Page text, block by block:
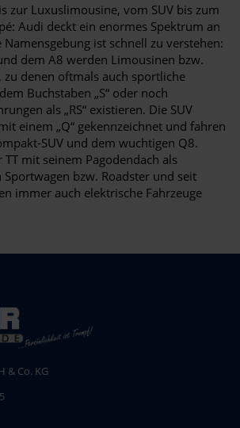
zur Luxuslimousine, vom SUV bis zum
Audi deckt ein enormes Spektrum an
Namensgebung ist schnell zu verstehen:
dem A8 werden Limousinen bzw.
zu denen oftmals auch sportliche
Buchstaben „S“ oder noch
als „RS“ existieren. Die SUV
einem „Q“ gekennzeichnet und fahren
SUV und dem wuchtigen Q8.
mit seinem Pagodendach als
bzw. Roadster und seit
immer auch elektrische Fahrzeuge
& Co. KG